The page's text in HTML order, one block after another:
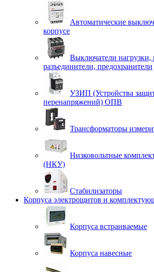
Автоматические
корпусе
Выключатели нагрузки,
разъединители, предохранители
УЗИП (Устройства
перенапряжений) ОПВ
Трансформаторы
Низковольтные
(НКУ)
Стабилизаторы
Корпуса электрощитов и
Корпуса встраиваемые
Корпуса навесные